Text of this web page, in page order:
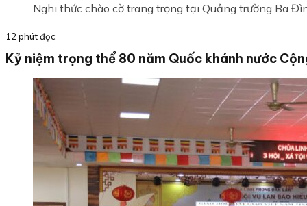
Nghi thức chào cờ trang trọng tại Quảng trường Ba
12 phút đọc
Kỷ niệm trọng thể 80 năm Quốc khánh nước